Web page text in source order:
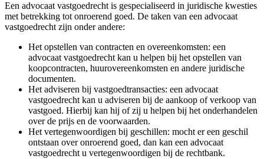
Een advocaat vastgoedrecht is gespecialiseerd in juridische kwesties
met betrekking tot onroerend goed. De taken van een advocaat
vastgoedrecht zijn onder andere:
Het opstellen van contracten en overeenkomsten: een
advocaat vastgoedrecht kan u helpen bij het opstellen van
koopcontracten, huurovereenkomsten en andere juridische
documenten.
Het adviseren bij vastgoedtransacties: een advocaat
vastgoedrecht kan u adviseren bij de aankoop of verkoop van
vastgoed. Hierbij kan hij of zij u helpen bij het onderhandelen
over de prijs en de voorwaarden.
Het vertegenwoordigen bij geschillen: mocht er een geschil
ontstaan over onroerend goed, dan kan een advocaat
vastgoedrecht u vertegenwoordigen bij de rechtbank.